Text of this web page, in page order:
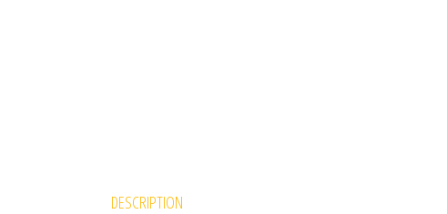
DESCRIPTION